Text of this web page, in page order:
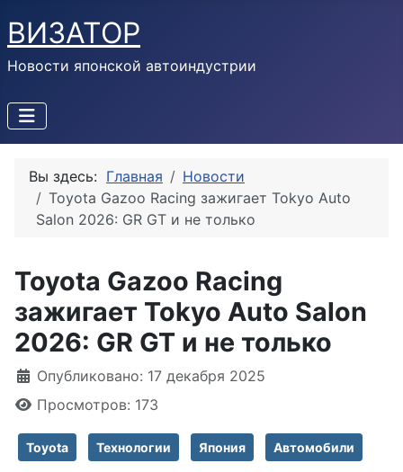
ВИЗАТОР
Новости японской автоиндустрии
Вы здесь: Главная
Новости
Toyota Gazoo Racing зажигает Tokyo Auto
Salon 2026: GR GT и не только
Toyota Gazoo Racing
зажигает Tokyo Auto Salon
2026: GR GT и не только
Информация о материале
Опубликовано: 17 декабря 2025
Просмотров: 173
Toyota Технологии Япония Автомобили